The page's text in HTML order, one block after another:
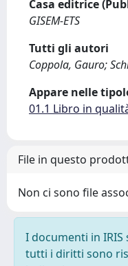
Casa editrice
GISEM-ETS
Tutti gli autori
Coppola, Gauro;
Appare nelle
01.1 Libro in
File in questo
Non ci sono file
I documenti in
tutti i diritti sono